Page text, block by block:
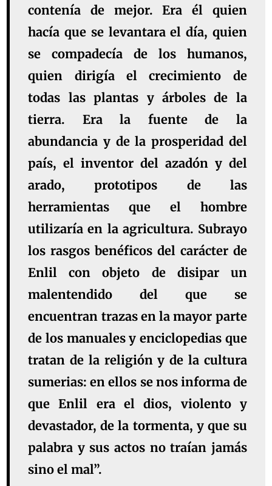
contenía de mejor. Era él quien
hacía que se levantara el día, quien
se compadecía de los humanos,
quien dirigía el crecimiento de
todas las plantas y árboles de la
tierra. Era la fuente de la
abundancia y de la prosperidad del
país, el inventor del azadón y del
arado, prototipos de las
herramientas que el hombre
utilizaría en la agricultura. Subrayo
los rasgos benéficos del carácter de
Enlil con objeto de disipar un
malentendido del que se
encuentran trazas en la mayor parte
de los manuales y enciclopedias que
tratan de la religión y de la cultura
sumerias: en ellos se nos informa de
que Enlil era el dios, violento y
devastador, de la tormenta, y que su
palabra y sus actos no traían jamás
sino el mal”.